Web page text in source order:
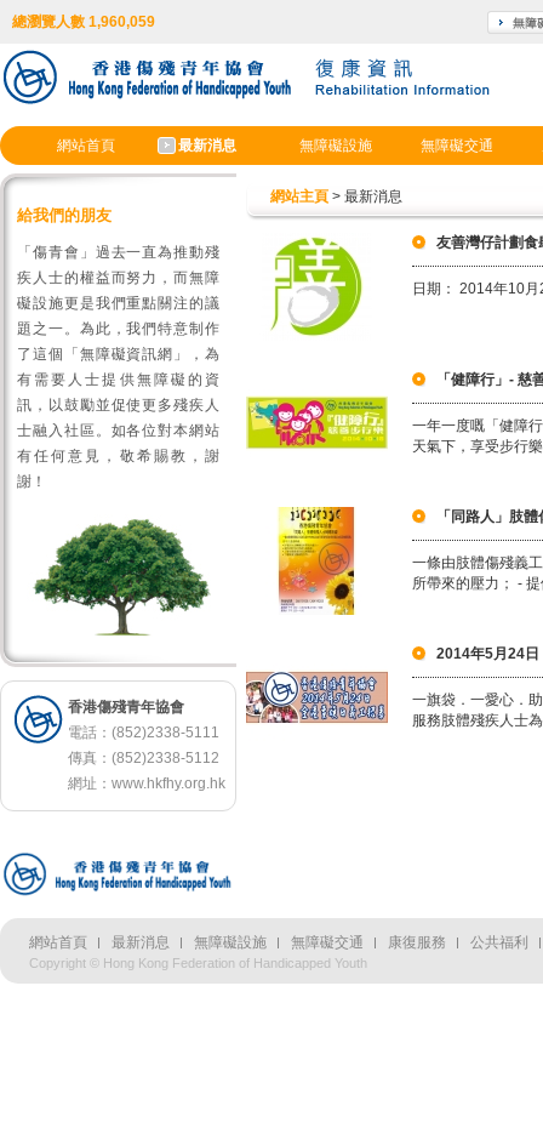
總瀏覽人數 1,960,059
網站首頁 最新消息 無障礙設施 無障礙交通
給我們的朋友
「傷青會」過去一直為推動殘
疾人士的權益而努力，而無障
礙設施更是我們重點關注的議
題之一。為此，我們特意制作
了這個「無障礙資訊網」，為
有需要人士提供無障礙的資
訊，以鼓勵並促使更多殘疾人
士融入社區。如各位對本網站
有任何意見，敬希賜教，謝
謝！
香港傷殘青年協會
電話：(852)2338-5111
傳真：(852)2338-5112
網址： www.hkfhy.org.hk
網站主頁 > 最新消息
友善灣仔計劃食
日期： 2014年10
「健障行」- 慈
一年一度嘅「健障
天氣下，享受步行
「同路人」肢
一條由肢體傷殘義
所帶來的壓力； -
2014年5月24日
一旗袋．一愛心．
服務肢體殘疾人士
網站首頁 最新消息 無障礙設施 無障礙交通 康復服務 公共福利
Copyright © Hong Kong Federation of Handicapped Youth